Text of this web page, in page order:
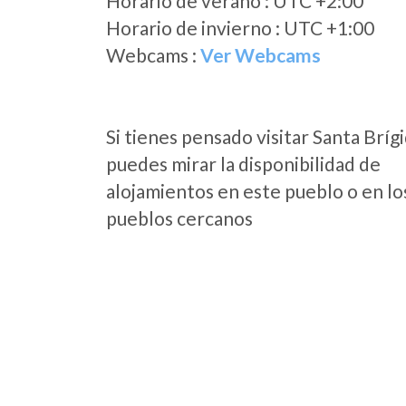
Horario de invierno : UTC +1:00
Webcams : Ver Webcams
Si tienes pensado visitar Santa
puedes mirar la disponibilidad de
alojamientos en este pueblo o en
pueblos cercanos